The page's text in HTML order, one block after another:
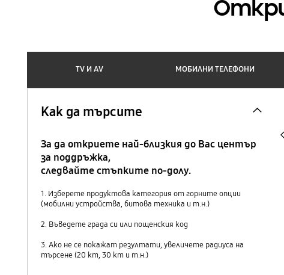
TV И AV МОБИЛНИ ТЕЛЕФОНИ
Как да търсите
За да откриете най-близкия до Вас център
за поддръжка,
следвайте стъпките по-долу.
1. Изберете продуктова категория от горните опции
(мобилни устройства, битова техника и т.н.)
2. Въведете града си или пощенския код
3. Ако не се покажат резултати, увеличете радиуса на
търсене (20 km, 30 km и т.н.)